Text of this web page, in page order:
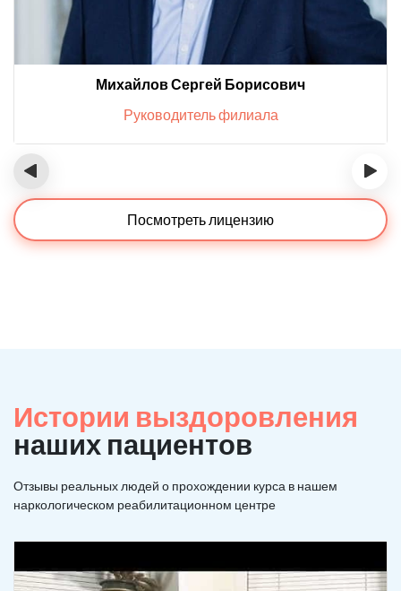
Михайлов Сергей Борисович
Руководитель филиала
‹ ›
Посмотреть лицензию
Истории выздоровления
наших пациентов
Отзывы реальных людей о прохождении курса в нашем
наркологическом реабилитационном центре